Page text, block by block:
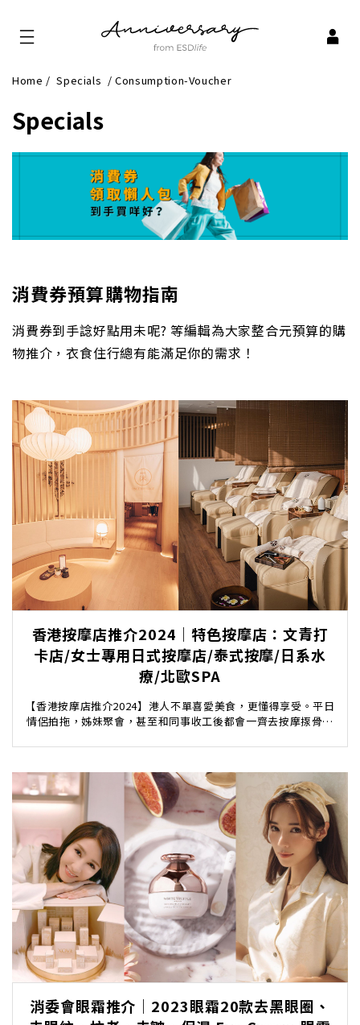
Home /Specials /Consumption-Voucher
Specials
消費券預算購物指南
消費券到手諗好點用未呢? 等編輯為大家整合元預算的購
物推介，衣食住行總有能滿足你的需求！
香港按摩店推介2024｜特色按摩店：文青打
卡店/女士專用日式按摩店/泰式按摩/日系水
療/北歐SPA
【香港按摩店推介2024】港人不單喜愛美食，更懂得享受。平日
情侶拍拖，姊妹聚會，甚至和同事收工後都會一齊去按摩揼骨鬆
消委會眼霜推介｜2023眼霜20款去黑眼圈、